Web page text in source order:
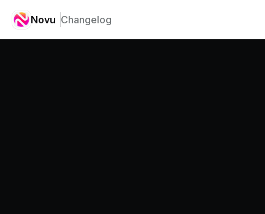
Novu Changelog